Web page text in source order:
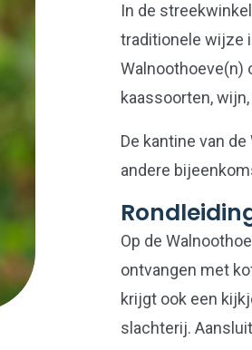
In de
traditionele wijze
Walnoothoeve(n)
kaassoorten,
De kantine van
andere
Op de
ontvangen met
krijgt ook een
slachterij.